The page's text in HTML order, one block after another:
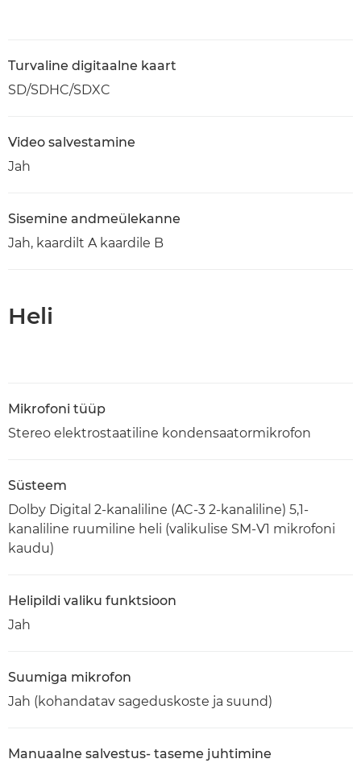
Turvaline digitaalne kaart
SD/SDHC/SDXC
Video salvestamine
Jah
Sisemine andmeülekanne
Jah, kaardilt A kaardile B
Heli
Mikrofoni tüüp
Stereo elektrostaatiline kondensaatormikrofon
Süsteem
Dolby Digital 2-kanaliline (AC-3 2-kanaliline) 5,1-
kanaliline ruumiline heli (valikulise SM-V1 mikrofoni
kaudu)
Helipildi valiku funktsioon
Jah
Suumiga mikrofon
Jah (kohandatav sageduskoste ja suund)
Manuaalne salvestus- taseme juhtimine